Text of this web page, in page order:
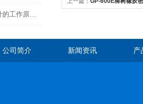
公司简介 新闻资讯 产